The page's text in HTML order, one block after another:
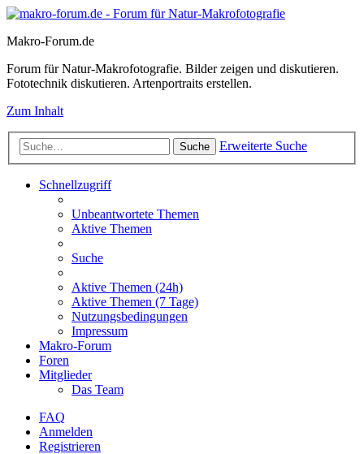
Makro-Forum.de
Forum für Natur-Makrofotografie. Bilder zeigen und diskutieren.
Fototechnik diskutieren. Artenportraits erstellen.
Zum Inhalt
Suche Erweiterte Suche
Schnellzugriff
Unbeantwortete Themen
Aktive Themen
Suche
Aktive Themen (24h)
Aktive Themen (7 Tage)
Nutzungsbedingungen
Impressum
Makro-Forum
Foren
Mitglieder
Das Team
FAQ
Anmelden
Registrieren